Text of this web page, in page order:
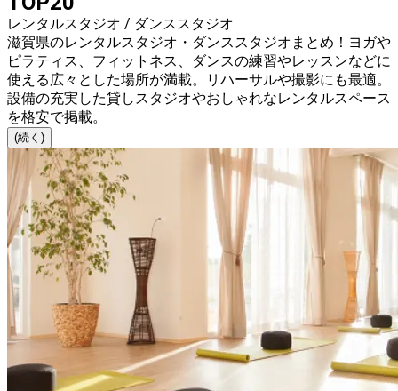
レンタルスタジオ / ダンススタジオ
滋賀県のレンタルスタジオ・ダンススタジオまとめ！ヨガや
ピラティス、フィットネス、ダンスの練習やレッスンなどに
使える広々とした場所が満載。リハーサルや撮影にも最適。
設備の充実した貸しスタジオやおしゃれなレンタルスペース
を格安で掲載。
(続く)